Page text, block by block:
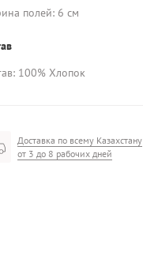
полей: 6 cм
100% Хлопок
Доставка по всему Казахстану
от 3 до 8 рабочих дней